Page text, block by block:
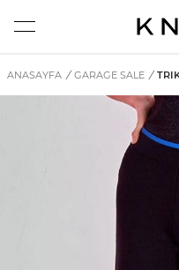
ANASAYFA / GARAGE SALE /